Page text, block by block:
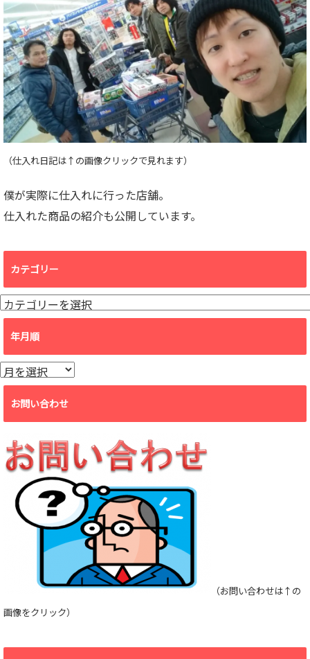
（仕入れ日記は↑の画像クリックで見れます）
僕が実際に仕入れに行った店舗。
仕入れた商品の紹介も公開しています。
カテゴリー
カ
テ
リ
ー
年月順
年
月
お問い合わせ
（お問い合わせは↑の
画像をクリック）